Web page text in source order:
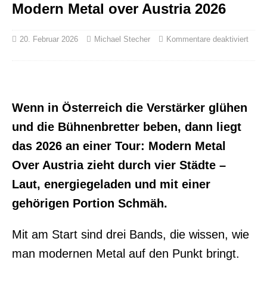
Modern Metal over Austria 2026
20. Februar 2026 Michael Stecher Kommentare deaktiviert
Wenn in Österreich die Verstärker glühen
und die Bühnenbretter beben, dann liegt
das 2026 an einer Tour: Modern Metal
Over Austria zieht durch vier Städte –
Laut, energiegeladen und mit einer
gehörigen Portion Schmäh.
Mit am Start sind drei Bands, die wissen, wie
man modernen Metal auf den Punkt bringt.